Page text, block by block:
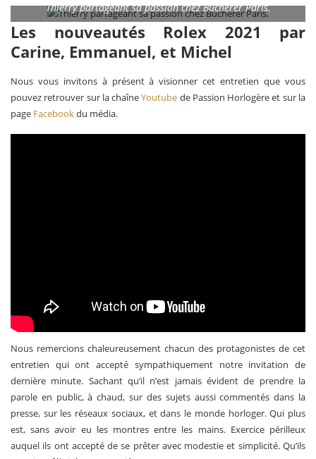
Thierry partageant sa passion chez Bucherer Paris.
Les nouveautés Rolex 2021 par
Carine, Emmanuel, et Michel
Nous vous invitons à présent à visionner cet entretien que vous
pouvez retrouver sur la chaîneYoutube de Passion Horlogère et sur la
page Facebookdu média.
Nous remercions chaleureusement chacun des protagonistes de cet
entretien qui ont accepté sympathiquement notre invitation de
dernière minute. Sachant qu’il n’est jamais évident de prendre la
parole en public, à chaud, sur des sujets aussi commentés dans la
presse, sur les réseaux sociaux, et dans le monde horloger. Qui plus
est, sans avoir eu les montres entre les mains. Exercice périlleux
auquel ils ont accepté de se prêter avec modestie et simplicité. Qu’ils